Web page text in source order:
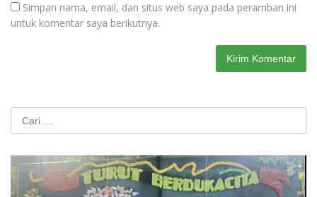
Simpan nama, email, dan situs web saya pada peramban ini
untuk komentar saya berikutnya.
Cari
untuk: